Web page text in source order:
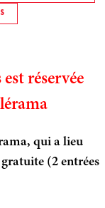
réservée
qui a lieu
gratuite (2 entrées